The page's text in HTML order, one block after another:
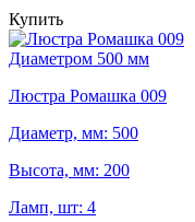
Купить
Диаметром 500 мм
Люстра Ромашка 009
Диаметр, мм: 500
Высота, мм: 200
Ламп, шт: 4